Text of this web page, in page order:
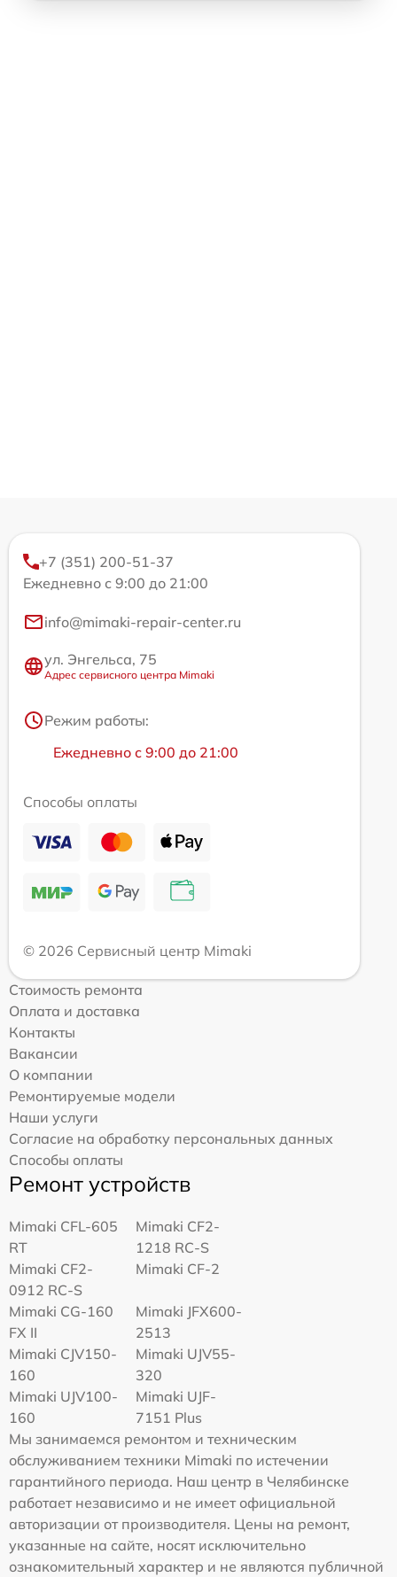
+7 (351) 200-51-37
Ежедневно с 9:00 до 21:00
info@mimaki-repair-center.ru
ул. Энгельса, 75
Адрес сервисного центра Mimaki
Режим работы:
Ежедневно с 9:00 до 21:00
Способы оплаты
© 2026 Сервисный центр Mimaki
Стоимость ремонта
Оплата и доставка
Контакты
Вакансии
О компании
Ремонтируемые модели
Наши услуги
Согласие на обработку персональных данных
Способы оплаты
Ремонт устройств
Mimaki CFL-605
RT
Mimaki CF2-
1218 RC-S
Mimaki CF2-
0912 RC-S
Mimaki CF-2
Mimaki CG-160
FX II
Mimaki JFX600-
2513
Mimaki СJV150-
160
Mimaki UJV55-
320
Mimaki UJV100-
160
Mimaki UJF-
7151 Plus
Мы занимаемся ремонтом и техническим
обслуживанием техники Mimaki по истечении
гарантийного периода. Наш центр в Челябинске
работает независимо и не имеет официальной
авторизации от производителя. Цены на ремонт,
указанные на сайте, носят исключительно
ознакомительный характер и не являются публичной